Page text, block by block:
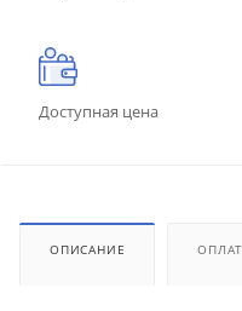
Доступная цена
ОПИСАНИЕ